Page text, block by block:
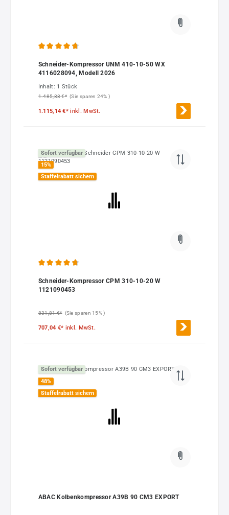
Schneider-Kompressor UNM 410-10-50 WX
4116028094, Modell 2026
Inhalt: 1 Stück
1.485,88 €* (Sie sparen 24% )
1.115,14 €*inkl. MwSt.
Sofort verfügbar
15%
Staffelrabatt sichern
Schneider-Kompressor CPM 310-10-20 W
1121090453
831,81 €* (Sie sparen 15% )
707,04 €* inkl. MwSt.
Sofort verfügbar
48%
Staffelrabatt sichern
ABAC Kolbenkompressor A39B 90 CM3 EXPORT